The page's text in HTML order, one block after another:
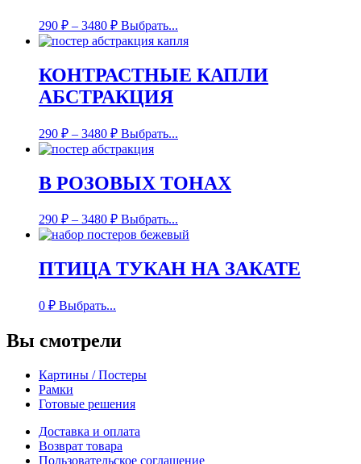
290 ₽ – 3480 ₽ Выбрать...
КОНТРАСТНЫЕ КАПЛИ
АБСТРАКЦИЯ
290 ₽ – 3480 ₽ Выбрать...
В РОЗОВЫХ ТОНАХ
290 ₽ – 3480 ₽ Выбрать...
ПТИЦА ТУКАН НА ЗАКАТЕ
0 ₽ Выбрать...
Вы смотрели
Картины / Постеры
Рамки
Готовые решения
Доставка и оплата
Возврат товара
Пользовательское соглашение